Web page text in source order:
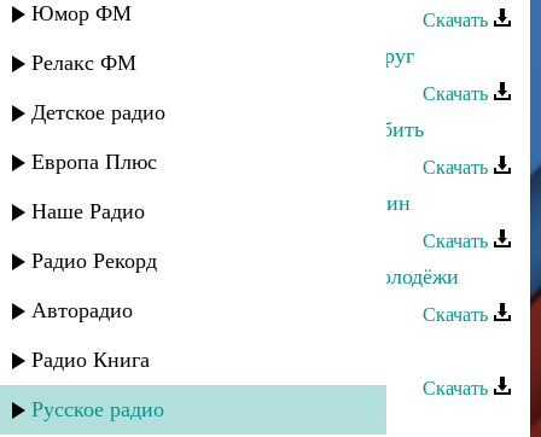
Юмор ФМ
Релакс ФМ
Детское радио
Европа Плюс
Наше Радио
Радио Рекорд
Авторадио
Радио Книга
Русское радио
Скачать
Патимат Абдулаева - Сердечный друг
Скачать
Сабина Абдулаева - Ты научил любить
Скачать
Зумруд Абдулаева - Берегите мужчин
Скачать
Мадина Абдулаева - Пожелание молодёжи
Скачать
Зумруд Абдулаева - Райская река
Скачать
Сабина Абдулаева - Без тебя